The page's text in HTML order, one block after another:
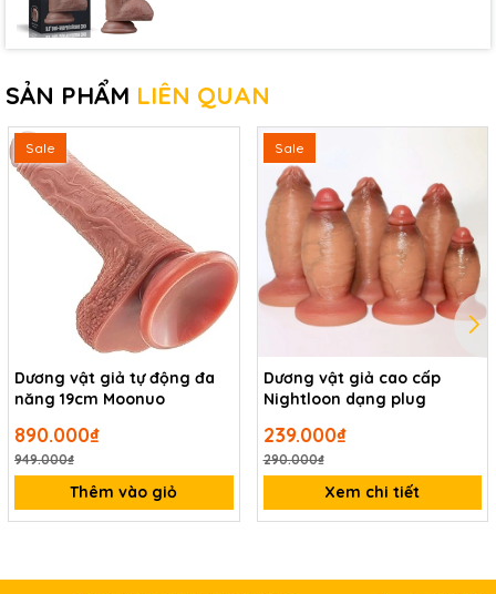
SẢN PHẨM LIÊN QUAN
Sale
Dương vật giả tự động đa
năng 19cm Moonuo
890.000₫
949.000₫
Thêm vào giỏ
Sale
Dương vật giả cao cấp
Nightloon dạng plug
239.000₫
290.000₫
Xem chi tiết